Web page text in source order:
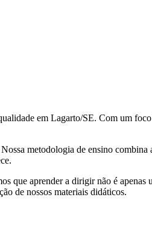
em Lagarto/SE. Com um
metodologia de ensino
que aprender a dirigir não é
de nossos materiais didáticos.